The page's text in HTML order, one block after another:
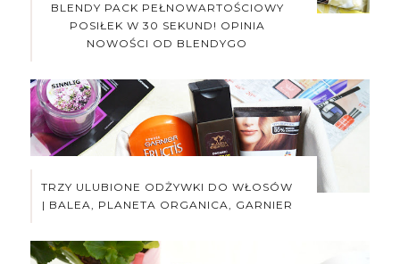
BLENDY PACK PEŁNOWARTOŚCIOWY
POSIŁEK W 30 SEKUND! OPINIA
NOWOŚCI OD BLENDYGO
TRZY ULUBIONE ODŻYWKI DO WŁOSÓW
| BALEA, PLANETA ORGANICA, GARNIER